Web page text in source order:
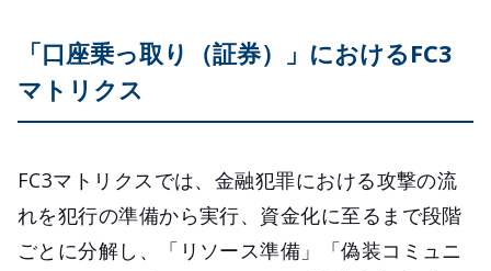
「口座乗っ取り（証券）」におけるFC3
マトリクス
FC3マトリクスでは、金融犯罪における攻撃の流
れを犯行の準備から実行、資金化に至るまで段階
ごとに分解し、「リソース準備」「偽装コミュニ